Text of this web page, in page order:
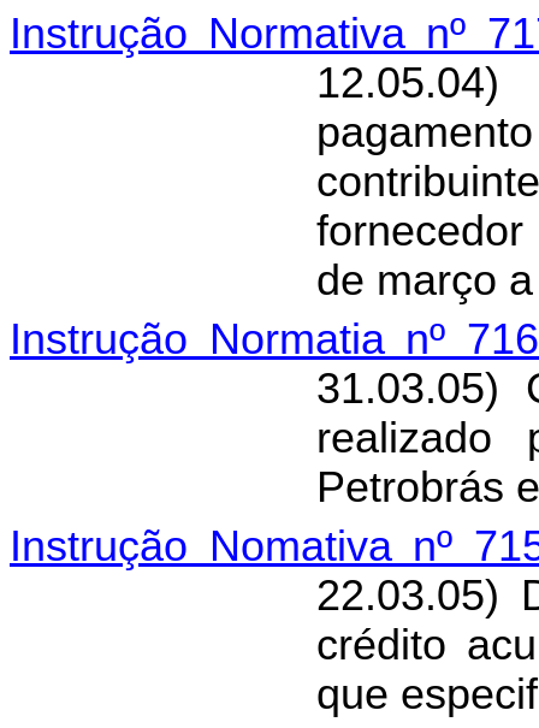
Instrução Normativa nº
de março
Instrução Normatia nº
31.03.05)
realizado
Petrobrás
Instrução Nomativa nº
22.03.05)
crédito
que